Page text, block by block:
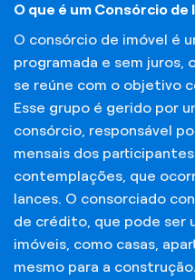
O que é um Consórcio de
O consórcio de imóvel é
programada e sem juros,
se reúne com o objetivo
Esse grupo é gerido por
consórcio, responsável
mensais dos
contemplações, que
lances. O consorciado
de crédito, que pode ser
imóveis, como casas,
mesmo para a